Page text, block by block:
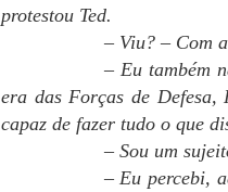
protestou Ted.
– Viu? – Com
– Eu também
era das Forças de Defesa,
capaz de fazer tudo o que
– Sou um
– Eu percebi,
Já fiz
Teremos
CINCO E
5
FELIZ
(sem papo
estão se